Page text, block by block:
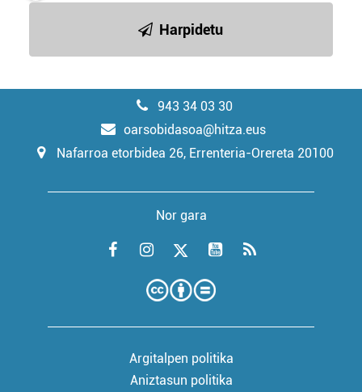
Harpidetu
943 34 03 30
oarsobidasoa@hitza.eus
Nafarroa etorbidea 26, Errenteria-Orereta 20100
Nor gara
Argitalpen politika
Aniztasun politika